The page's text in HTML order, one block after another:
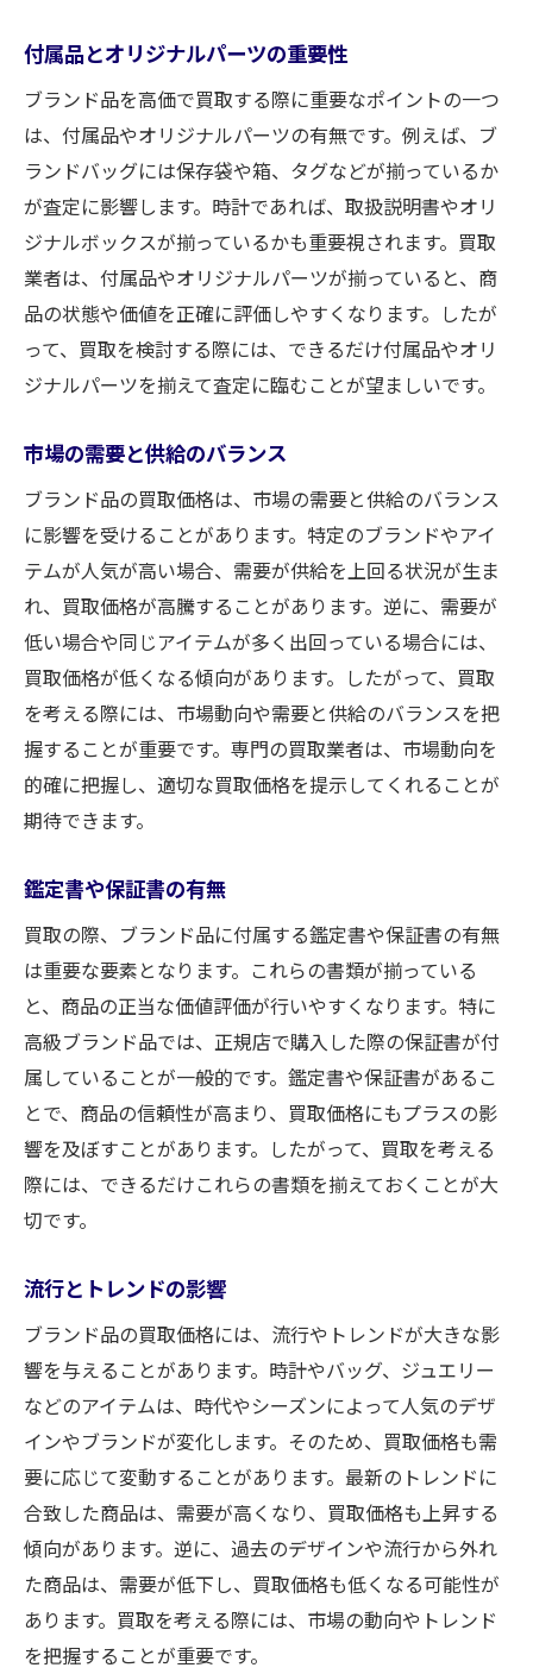
付属品とオリジナルパーツの重要性
ブランド品を高価で買取する際に重要なポイントの一つ
は、付属品やオリジナルパーツの有無です。例えば、ブ
ランドバッグには保存袋や箱、タグなどが揃っているか
が査定に影響します。時計であれば、取扱説明書やオリ
ジナルボックスが揃っているかも重要視されます。買取
業者は、付属品やオリジナルパーツが揃っていると、商
品の状態や価値を正確に評価しやすくなります。したが
って、買取を検討する際には、できるだけ付属品やオリ
ジナルパーツを揃えて査定に臨むことが望ましいです。
市場の需要と供給のバランス
ブランド品の買取価格は、市場の需要と供給のバランス
に影響を受けることがあります。特定のブランドやアイ
テムが人気が高い場合、需要が供給を上回る状況が生ま
れ、買取価格が高騰することがあります。逆に、需要が
低い場合や同じアイテムが多く出回っている場合には、
買取価格が低くなる傾向があります。したがって、買取
を考える際には、市場動向や需要と供給のバランスを把
握することが重要です。専門の買取業者は、市場動向を
的確に把握し、適切な買取価格を提示してくれることが
期待できます。
鑑定書や保証書の有無
買取の際、ブランド品に付属する鑑定書や保証書の有無
は重要な要素となります。これらの書類が揃っている
と、商品の正当な価値評価が行いやすくなります。特に
高級ブランド品では、正規店で購入した際の保証書が付
属していることが一般的です。鑑定書や保証書があるこ
とで、商品の信頼性が高まり、買取価格にもプラスの影
響を及ぼすことがあります。したがって、買取を考える
際には、できるだけこれらの書類を揃えておくことが大
切です。
流行とトレンドの影響
ブランド品の買取価格には、流行やトレンドが大きな影
響を与えることがあります。時計やバッグ、ジュエリー
などのアイテムは、時代やシーズンによって人気のデザ
インやブランドが変化します。そのため、買取価格も需
要に応じて変動することがあります。最新のトレンドに
合致した商品は、需要が高くなり、買取価格も上昇する
傾向があります。逆に、過去のデザインや流行から外れ
た商品は、需要が低下し、買取価格も低くなる可能性が
あります。買取を考える際には、市場の動向やトレンド
を把握することが重要です。